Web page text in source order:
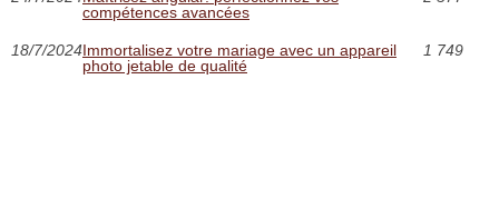
compétences avancées
18/7/2024Immortalisez votre mariage avec un appareil
photo jetable de qualité
1 749